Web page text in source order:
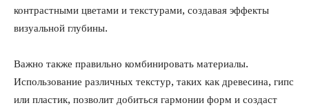
контрастными цветами и текстурами, создавая эффекты
визуальной глубины.
Важно также правильно комбинировать материалы.
Использование различных текстур, таких как древесина, гипс
или пластик, позволит добиться гармонии форм и создаст